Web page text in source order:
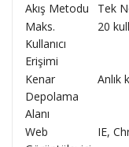
Akış Metodu
Tek
Maks.
Kullanıcı
Erişimi
20
Kenar
Depolama
Alanı
Anlık
Web
IE,